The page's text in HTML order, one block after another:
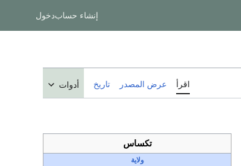
إنشاء حسابدخول
اقرأ عرض المصدر تاريخ أدوات
تكساس
ولاية